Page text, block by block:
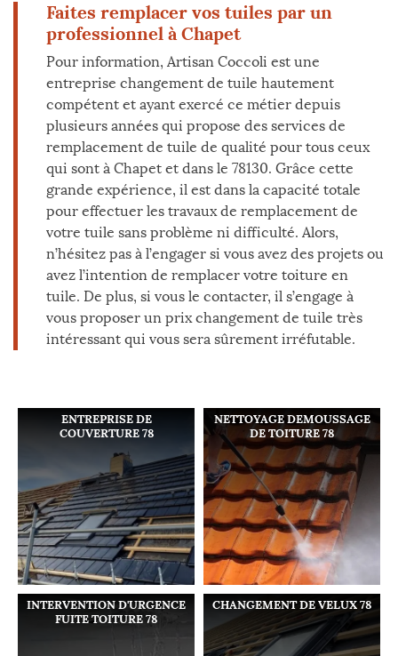
Faites remplacer vos tuiles par un
professionnel à Chapet
Pour information, Artisan Coccoli est une
entreprise changement de tuile hautement
compétent et ayant exercé ce métier depuis
plusieurs années qui propose des services de
remplacement de tuile de qualité pour tous ceux
qui sont à Chapet et dans le 78130. Grâce cette
grande expérience, il est dans la capacité totale
pour effectuer les travaux de remplacement de
votre tuile sans problème ni difficulté. Alors,
n’hésitez pas à l’engager si vous avez des projets ou
avez l’intention de remplacer votre toiture en
tuile. De plus, si vous le contacter, il s’engage à
vous proposer un prix changement de tuile très
intéressant qui vous sera sûrement irréfutable.
ENTREPRISE DE
COUVERTURE 78
NETTOYAGE DEMOUSSAGE
DE TOITURE 78
INTERVENTION D'URGENCE
FUITE TOITURE 78
CHANGEMENT DE VELUX 78